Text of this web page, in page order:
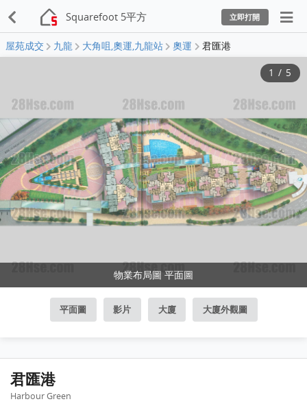
Squarefoot 5平方 立即打開
屋苑成交 九龍 大角咀,奧運,九龍站 奧運 君匯港
物業布局圖 平面圖
1 / 5
平面圖 影片 大廈 大廈外觀圖
君匯港
Harbour Green